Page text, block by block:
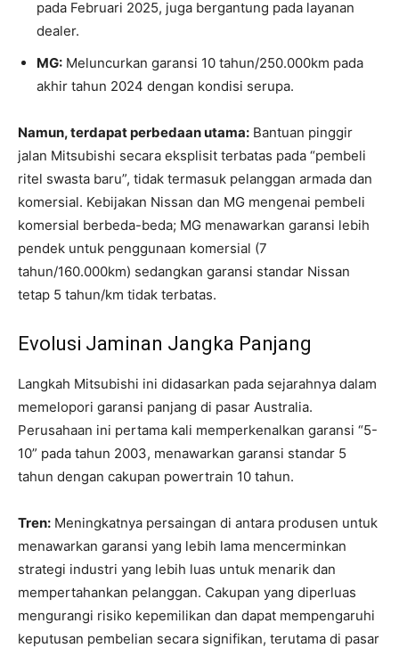
pada Februari 2025, juga bergantung pada layanan
dealer.
MG: Meluncurkan garansi 10 tahun/250.000km pada
akhir tahun 2024 dengan kondisi serupa.
Namun, terdapat perbedaan utama: Bantuan pinggir
jalan Mitsubishi secara eksplisit terbatas pada “pembeli
ritel swasta baru”, tidak termasuk pelanggan armada dan
komersial. Kebijakan Nissan dan MG mengenai pembeli
komersial berbeda-beda; MG menawarkan garansi lebih
pendek untuk penggunaan komersial (7
tahun/160.000km) sedangkan garansi standar Nissan
tetap 5 tahun/km tidak terbatas.
Evolusi Jaminan Jangka Panjang
Langkah Mitsubishi ini didasarkan pada sejarahnya dalam
memelopori garansi panjang di pasar Australia.
Perusahaan ini pertama kali memperkenalkan garansi “5-
10” pada tahun 2003, menawarkan garansi standar 5
tahun dengan cakupan powertrain 10 tahun.
Tren: Meningkatnya persaingan di antara produsen untuk
menawarkan garansi yang lebih lama mencerminkan
strategi industri yang lebih luas untuk menarik dan
mempertahankan pelanggan. Cakupan yang diperluas
mengurangi risiko kepemilikan dan dapat mempengaruhi
keputusan pembelian secara signifikan, terutama di pasar